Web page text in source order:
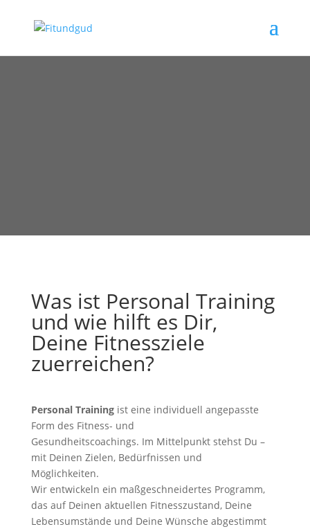
Was ist Personal Training
und wie hilft es Dir,
Deine Fitnessziele
zuerreichen?
Personal Trainingist eine individuell angepasste
Form des Fitness- und
Gesundheitscoachings. Im Mittelpunkt stehst Du –
mit Deinen Zielen, Bedürfnissen und
Möglichkeiten.
Wir entwickeln ein maßgeschneidertes Programm,
das auf Deinen aktuellen Fitnesszustand, Deine
Lebensumstände und Deine Wünsche abgestimmt